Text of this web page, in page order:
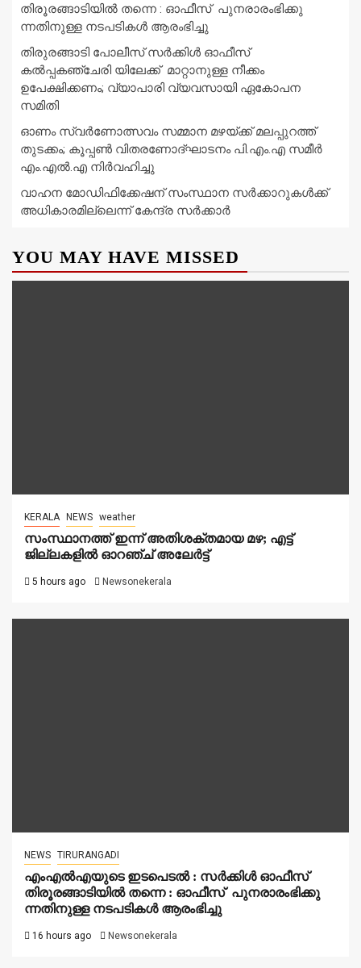
തിരൂരങ്ങാടിയിൽ തന്നെ : ഓഫീസ് പുനരാരംഭിക്കു
ന്നതിനുള്ള നടപടികൾ ആരംഭിച്ചു
തിരുരങ്ങാടി പോലീസ് സർക്കിൾ ഓഫീസ്
കൽപ്പകഞ്ചേരി യിലേക്ക് മാറ്റാനുള്ള നീക്കം
ഉപേക്ഷിക്കണം; വ്യാപാരി വ്യവസായി ഏകോപന
സമിതി
ഓണം സ്വർണോത്സവം സമ്മാന മഴയ്ക്ക് മലപ്പുറത്ത്
തുടക്കം; കൂപ്പൺ വിതരണോദ്ഘാടനം പി.എം.എ സമീർ
എം.എൽ.എ നിർവഹിച്ചു
വാഹന മോഡിഫിക്കേഷന് സംസ്ഥാന സർക്കാറുകൾക്ക്
അധികാരമില്ലെന്ന് കേന്ദ്ര സർക്കാർ
YOU MAY HAVE MISSED
KERALA NEWS weather
സംസ്ഥാനത്ത് ഇന്ന് അതിശക്തമായ മഴ; എട്ട്
ജില്ലകളിൽ ഓറഞ്ച് അലേര്‍ട്ട്
5 hours ago Newsonekerala
NEWS TIRURANGADI
എംഎൽഎയുടെ ഇടപെടൽ : സര്‍ക്കിള്‍ ഓഫീസ്
തിരൂരങ്ങാടിയിൽ തന്നെ : ഓഫീസ് പുനരാരംഭിക്കു
ന്നതിനുള്ള നടപടികൾ ആരംഭിച്ചു
16 hours ago Newsonekerala